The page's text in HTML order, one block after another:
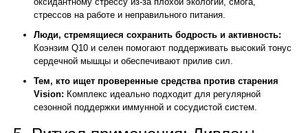
стрессов на работе и неправильного питания.
Люди, стремящиеся сохранить бодрость и активность:
Коэнзим Q10 и селен помогают поддерживать высокий тонус
сердечной мышцы и обеспечивают прилив сил.
Тем, кто ищет проверенные средства против старения
Vision: Комплекс идеально подходит для регулярной
сезонной поддержки иммунной и сосудистой систем.